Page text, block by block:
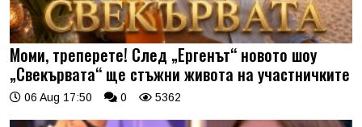
Моми, треперете! След „Ергенът“ новото шоу
„Свекървата“ ще стъжни живота на участничките
06 Aug 17:50 0 5362